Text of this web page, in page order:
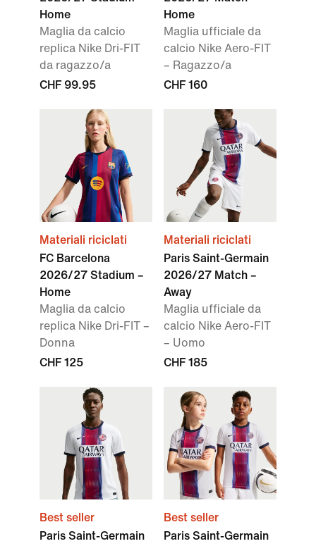
Home
Maglia da calcio
replica Nike Dri-FIT
da ragazzo/a
CHF 99.95
Home
Maglia ufficiale da
calcio Nike Aero-FIT
– Ragazzo/a
CHF 160
Materiali riciclati
FC Barcelona
2026/27 Stadium –
Home
Maglia da calcio
replica Nike Dri-FIT –
Donna
CHF 125
Materiali riciclati
Paris Saint-Germain
2026/27 Match –
Away
Maglia ufficiale da
calcio Nike Aero-FIT
– Uomo
CHF 185
Best seller
Paris Saint-Germain
Best seller
Paris Saint-Germain